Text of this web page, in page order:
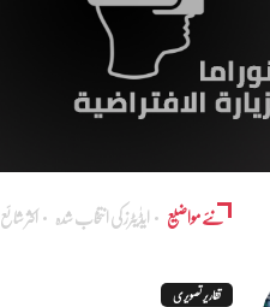
نئے مواضیع ایڈٰیٹرز کی انتخاب شدہ اکثر شائع
تقاریر تصویری